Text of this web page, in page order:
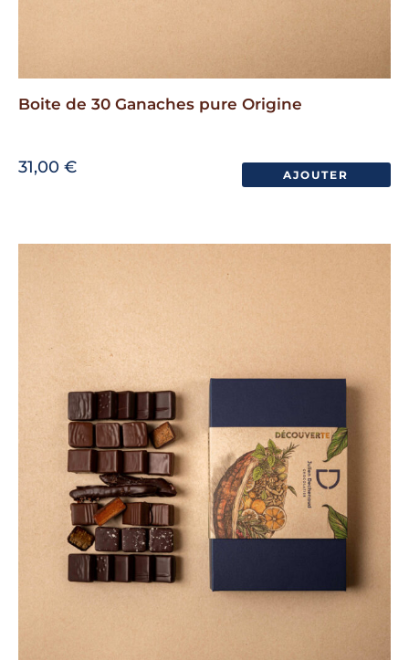
Boite de 30 Ganaches pure Origine
31,00 € AJOUTER